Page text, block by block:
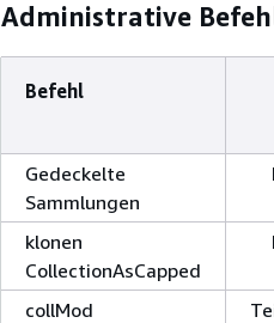
Administrative
Befehl
Gedeckelte
Sammlungen
klonen
CollectionAsCapped
collMod